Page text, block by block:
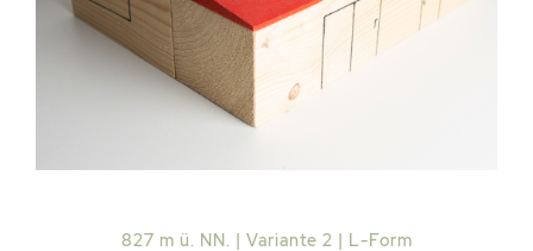
827 m ü. NN. | Variante 2 | L-Form